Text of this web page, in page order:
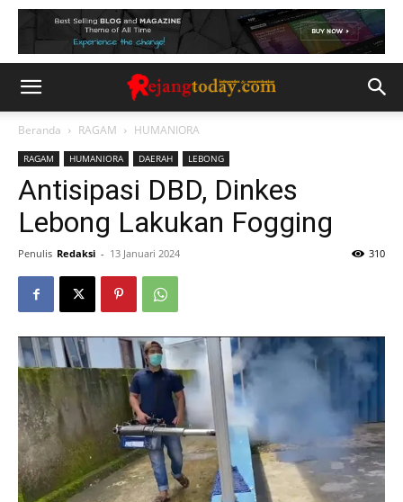
Beranda RAGAM HUMANIORA
RAGAM HUMANIORA DAERAH LEBONG
Antisipasi DBD, Dinkes
Lebong Lakukan Fogging
Penulis Redaksi - 13 Januari 2024 310